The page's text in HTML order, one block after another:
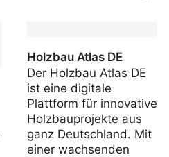
Holzbau Atlas DE
Der Holzbau Atlas DE
ist eine digitale
Plattform für innovative
Holzbauprojekte aus
ganz Deutschland. Mit
einer wachsenden